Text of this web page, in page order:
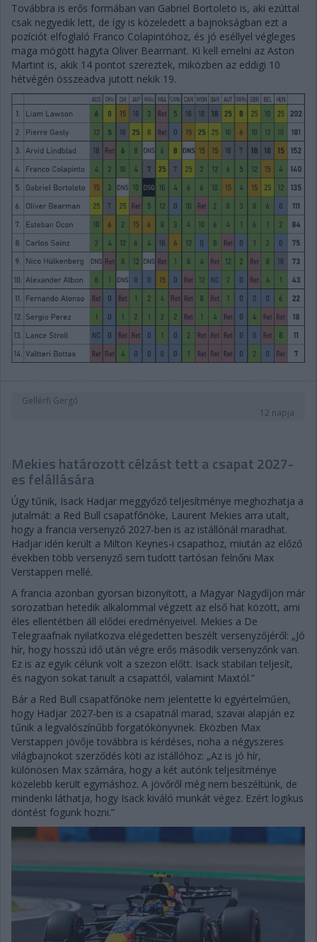
Továbbra is erős formában van Gabriel Bortoleto is, aki ezúttal
csak negyedik lett, de így is közeledett a bajnokságban ezt a
pozíciót elfoglaló Franco Colapintóhoz, és jó eséllyel végleges
maga mögött hagyta Oliver Bearmant. Ki kell emelni az Aston
Martint is, akik 14 pontot szereztek, miközben az eddigi 10
hétvégén összeadva jutott nekik 19.
Gellérfi Gergő
12 napja
Mekies határozott célzást tett a csapat 2027-
es felállására
Úgy tűnik, Isack Hadjar meggyőző teljesítménye meghozhatja a
jutalmát: a Red Bull csapatfőnöke, Laurent Mekies arra utalt,
hogy a francia versenyző 2027-ben is az istállónál maradhat.
Hadjar idén került a Milton Keynes-i csapathoz, miután az előző
években több versenyző sem tudott tartósan felnőni Max
Verstappen mellé.
A francia azonban gyorsan bizonyított, a Magyar Nagydíjon már
sorozatban hetedik alkalommal végzett az első hat között, ami
éles ellentétben áll elődei eredményeivel. Mekies a De
Telegraafnak nyilatkozva elégedetten beszélt versenyzőjéről: „Jó
hír, hogy hosszú idő után végre erős második versenyzőnk van.
Ez is az egyik célunk volt a szezon előtt. Isack stabilan teljesít,
és nagyon sokat tanult a csapattól, valamint Maxtól.”
Bár a Red Bull csapatfőnöke nem jelentette ki egyértelműen,
hogy Hadjar 2027-ben is a csapatnál marad, szavai alapján ez
tűnik a legvalószínűbb forgatókönyvnek. Eközben Max
Verstappen jövője továbbra is kérdéses, noha a négyszeres
világbajnokot szerződés köti az istállóhoz: „Az is jó hír,
különösen Max számára, hogy a két autónk teljesítménye
közelebb került egymáshoz. A jövőről még nem beszéltünk, de
mindenki láthatja, hogy Isack kiváló munkát végez. Ezért logikus
döntést fogunk hozni.”